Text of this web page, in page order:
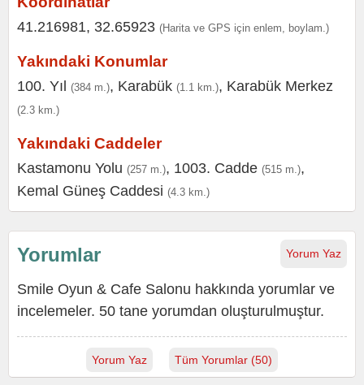
41.216981, 32.65923 (Harita ve GPS için enlem, boylam.)
Yakındaki Konumlar
100. Yıl (384 m.), Karabük (1.1 km.), Karabük Merkez
(2.3 km.)
Yakındaki Caddeler
Kastamonu Yolu (257 m.), 1003. Cadde (515 m.),
Kemal Güneş Caddesi (4.3 km.)
Yorum Yaz
Yorumlar
Smile Oyun & Cafe Salonu hakkında yorumlar ve
incelemeler. 50 tane yorumdan oluşturulmuştur.
Yorum Yaz Tüm Yorumlar (50)